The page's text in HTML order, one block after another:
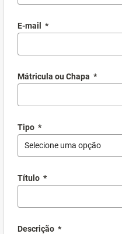
E-mail *
Mátricula ou Chapa *
Tipo *
Selecione uma opção
Título *
Descrição *